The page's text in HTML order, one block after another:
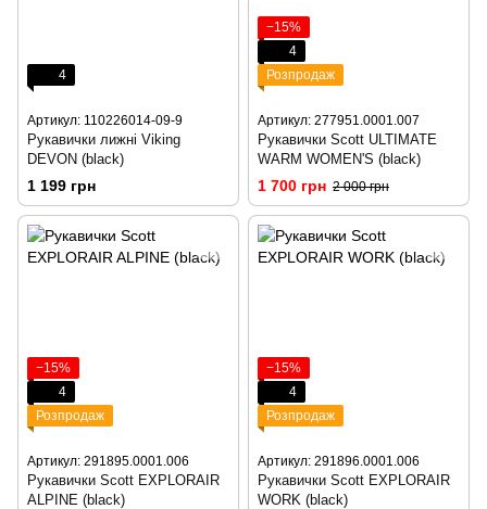
4
Артикул: 110226014-09-9
Рукавички лижні Viking
DEVON (black)
1 199 грн
−15%
4
Розпродаж
Артикул: 277951.0001.007
Рукавички Scott ULTIMATE
WARM WOMEN'S (black)
1 700 грн 2 000 грн
−15%
4
Розпродаж
Артикул: 291895.0001.006
Рукавички Scott EXPLORAIR
ALPINE (black)
−15%
4
Розпродаж
Артикул: 291896.0001.006
Рукавички Scott EXPLORAIR
WORK (black)